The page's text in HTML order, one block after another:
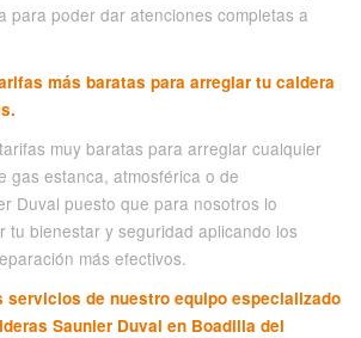
para poder dar atenciones completas a
más baratas para arreglar tu caldera
muy baratas para arreglar cualquier
gas estanca, atmosférica o de
Duval puesto que para nosotros lo
tu bienestar y seguridad aplicando los
más efectivos.
servicios de nuestro equipo especializado
Saunier Duval en Boadilla del